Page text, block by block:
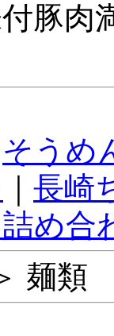
豚肉
そうめ
長崎
め合
麺類